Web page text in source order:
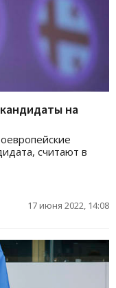
на
считают в
17 июня 2022, 14:08